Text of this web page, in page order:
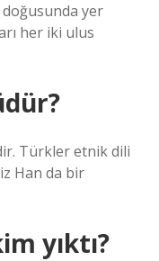
yer
her iki ulus
Türkler etnik dili
Han da bir
yıktı?